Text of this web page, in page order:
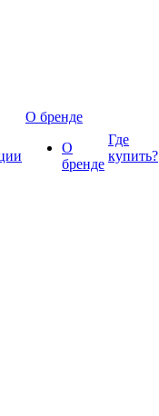
О бренде
О
бренде
Где
купить?